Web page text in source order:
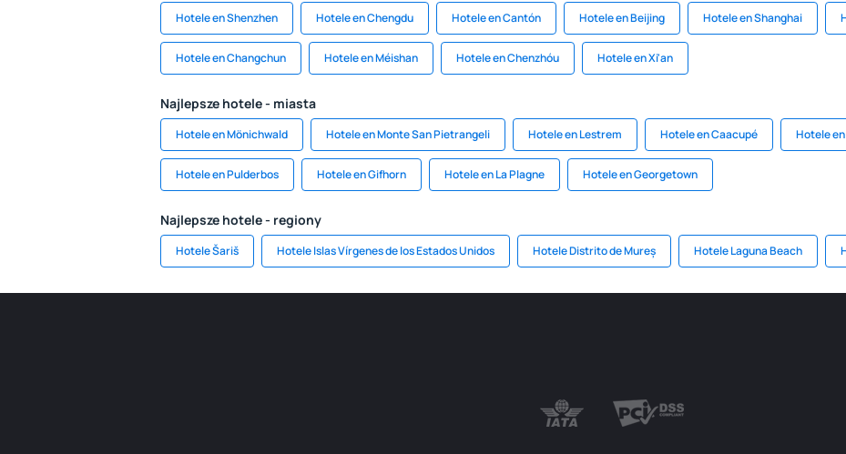
Hotele en Shenzhen Hotele en Chengdu Hotele en Cantón Hotele en Beijing Hotele en Shanghai
Hotele en Changchun Hotele en Méishan Hotele en Chenzhóu Hotele en Xi'an
Najlepsze hotele - miasta
Hotele en Mönichwald Hotele en Monte San Pietrangeli Hotele en Lestrem Hotele en Caacupé Hotele
Hotele en Pulderbos Hotele en Gifhorn Hotele en La Plagne Hotele en Georgetown
Najlepsze hotele - regiony
Hotele Šariš Hotele Islas Vírgenes de los Estados Unidos Hotele Distrito de Mureș Hotele Laguna Beach